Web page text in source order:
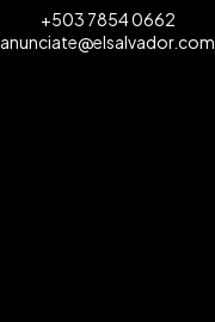
+503 7854 0662
anunciate@elsalvador.com